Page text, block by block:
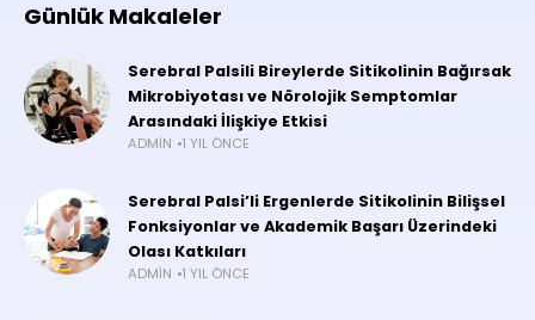
Günlük Makaleler
Serebral Palsili Bireylerde Sitikolinin Bağırsak
Mikrobiyotası ve Nörolojik Semptomlar
Arasındaki İlişkiye Etkisi
ADMIN 1 YIL ÖNCE
Serebral Palsi’li Ergenlerde Sitikolinin Bilişsel
Fonksiyonlar ve Akademik Başarı Üzerindeki
Olası Katkıları
ADMIN 1 YIL ÖNCE